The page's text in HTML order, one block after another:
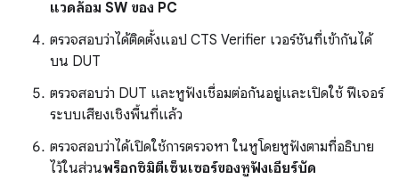
แวดล้อม SW ของ PC
ตรวจสอบว่าได้ติดตั้งแอป CTS Verifier เวอร์ชันที่เข้ากันได้
บน DUT
ตรวจสอบว่า DUT และหูฟังเชื่อมต่อกันอยู่และเปิดใช้ ฟีเจอร์
ระบบเสียงเชิงพื้นที่แล้ว
ตรวจสอบว่าได้เปิดใช้การตรวจหา ในหูโดยหูฟังตามที่อธิบาย
ไว้ในส่วนพร็อกซิมิตีเซ็นเซอร์ของหูฟังเอียร์บัด